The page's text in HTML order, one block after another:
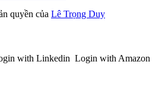
quyền của Lê Trọng Duy
with Linkedin Login with Amazon